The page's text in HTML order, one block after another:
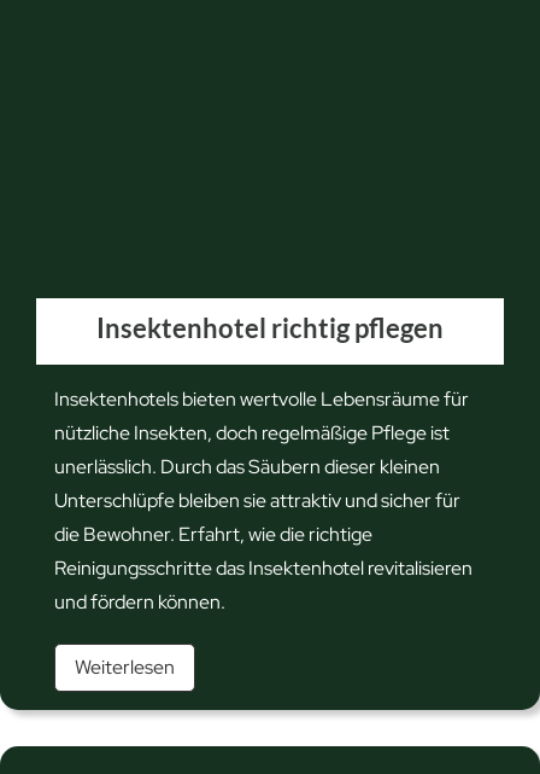
s
e
h
ä
u
f
i
g
e
n
F
h
l
S
p
i
n
n
e
n
a
n
g
m
Insektenhotel richtig pflegen
Insektenhotels bieten wertvolle Lebensräume für
nützliche Insekten, doch regelmäßige Pflege ist
unerlässlich. Durch das Säubern dieser kleinen
Unterschlüpfe bleiben sie attraktiv und sicher für
die Bewohner. Erfahrt, wie die richtige
Reinigungsschritte das Insektenhotel revitalisieren
und fördern können.
Weiterlesen
n